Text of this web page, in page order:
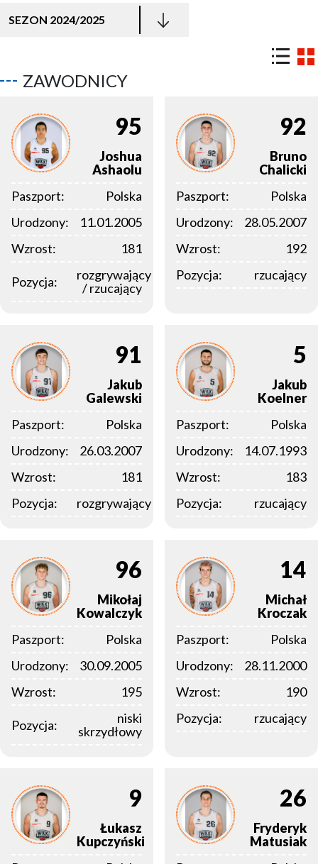
SEZON 2024/2025
ZAWODNICY
95
Joshua
Ashaolu
Paszport:
Polska
Urodzony:
11.01.2005
Wzrost:
181
Pozycja:
rozgrywający
/ rzucający
92
Bruno
Chalicki
Paszport:
Polska
Urodzony:
28.05.2007
Wzrost:
192
Pozycja:
rzucający
91
Jakub
Galewski
Paszport:
Polska
Urodzony:
26.03.2007
Wzrost:
181
Pozycja:
rozgrywający
5
Jakub
Koelner
Paszport:
Polska
Urodzony:
14.07.1993
Wzrost:
183
Pozycja:
rzucający
96
Mikołaj
Kowalczyk
Paszport:
Polska
Urodzony:
30.09.2005
Wzrost:
195
Pozycja:
niski
skrzydłowy
14
Michał
Kroczak
Paszport:
Polska
Urodzony:
28.11.2000
Wzrost:
190
Pozycja:
rzucający
9
Łukasz
Kupczyński
26
Fryderyk
Matusiak